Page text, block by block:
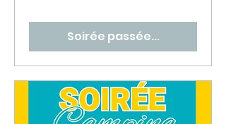
Soirée passée...